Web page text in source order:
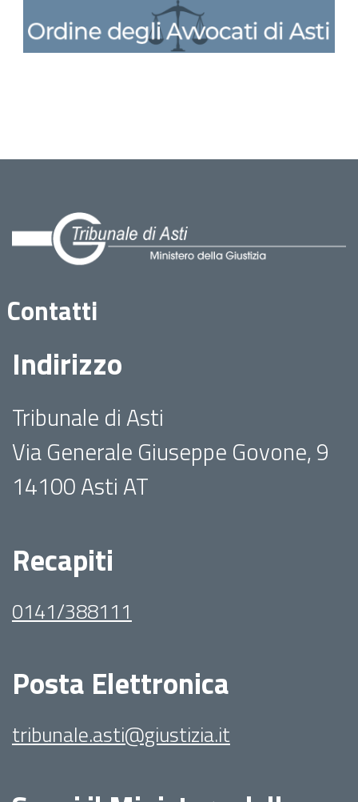
Contatti
Indirizzo
Tribunale di Asti
Via Generale Giuseppe Govone, 9
14100 Asti AT
Recapiti
0141/388111
Posta Elettronica
tribunale.asti@giustizia.it